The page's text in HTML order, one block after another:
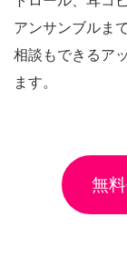
アンサンブルま
相談もできるア
ます。
無